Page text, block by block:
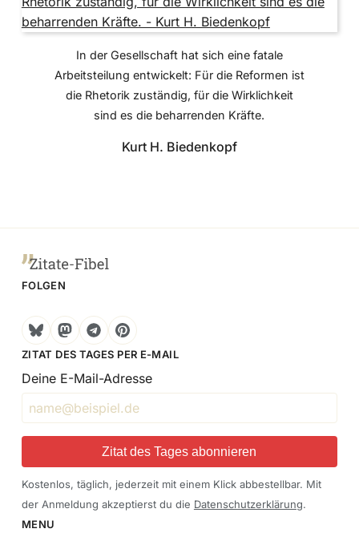
In der Gesellschaft hat sich eine fatale
Arbeitsteilung entwickelt: Für die Reformen ist
die Rhetorik zuständig, für die Wirklichkeit
sind es die beharrenden Kräfte.
Kurt H. Biedenkopf
FOLGEN
BlueskyMastodon
TelegramPinterest
ZITAT DES TAGES PER E-MAIL
Deine E-Mail-Adresse
Zitat des Tages abonnieren
Kostenlos, täglich, jederzeit mit einem Klick abbestellbar. Mit
der Anmeldung akzeptierst du die Datenschutzerklärung.
MENU